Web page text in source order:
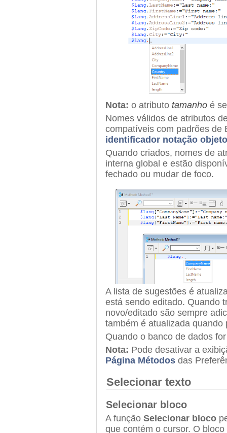
Nota: o atributo tamanho é
Nomes válidos de atributos
compatíveis com padrões de
identificador notação objeto
Quando criados, nomes de
interna global e estão
fechado ou mudar de foco.
A lista de sugestões é
está sendo editado. Quando
novo/editado são sempre
também é atualizada
Quando o banco de dados
Nota: Pode desativar a
Página Métodos das
Selecionar texto
Selecionar bloco
A função Selecionar bloco
que contém o cursor. O